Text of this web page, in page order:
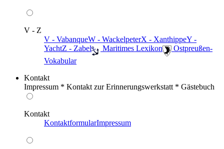
V - Z
V - VabanqueW - WackelpeterX - XanthippeY -
YachtZ - Zabel ️ Maritimes Lexikon
️ Ostpreußen-
Vokabular
Kontakt
Impressum * Kontakt zur Erinnerungswerkstatt * Gästebuch
Kontakt
KontaktformularImpressum